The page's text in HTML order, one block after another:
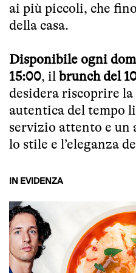
ai più piccoli, che
della casa.
Disponibile ogni
15:00, il brunch del
desidera riscoprire
autentica del tempo
servizio attento e un
lo stile e l’eleganza
IN EVIDENZA